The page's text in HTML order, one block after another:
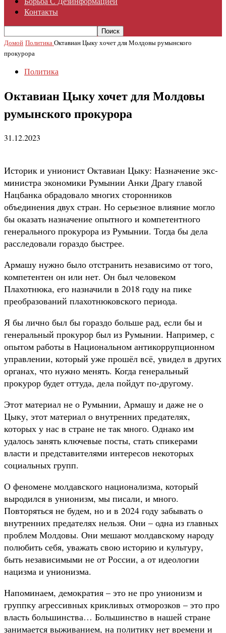
Контакты
Домой ПолитикаОктавиан Цыку хочет для Молдовы румынского
прокурора
Политика
Октавиан Цыку хочет для Молдовы
румынского прокурора
31.12.2023
Историк и унионист Октавиан Цыку: Назначение экс-
министра экономики Румынии Анки Драгу главой
Нацбанка обрадовало многих сторонников
объединения двух стран. Но серьезное влияние могло
бы оказать назначение опытного и компетентного
генерального прокурора из Румынии. Тогда бы дела
расследовали гораздо быстрее.
Армашу нужно было отстранить независимо от того,
компетентен он или нет. Он был человеком
Плахотнюка, его назначили в 2018 году на пике
преобразований плахотнюковского периода.
Я бы лично был бы гораздо больше рад, если бы и
генеральный прокурор был из Румынии. Например, с
опытом работы в Национальном антикоррупционном
управлении, который уже прошёл всё, увидел в других
органах, что нужно менять. Когда генеральный
прокурор будет оттуда, дела пойдут по-другому.
Этот материал не о Румынии, Армашу и даже не о
Цыку, этот материал о внутренних предателях,
которых у нас в стране не так много. Однако им
удалось занять ключевые посты, стать спикерами
власти и представителями интересов некоторых
социальных групп.
О феномене молдавского национализма, который
выродился в унионизм, мы писали, и много.
Повторяться не будем, но и в 2024 году забывать о
внутренних предателях нельзя. Они – одна из главных
проблем Молдовы. Они мешают молдавскому народу
полюбить себя, уважать свою историю и культуру,
быть независимыми не от России, а от идеологии
нацизма и унионизма.
Напоминаем, демократия – это не про унионизм и
группку агрессивных крикливых отморозков – это про
власть большинства… Большинство в нашей стране
занимается выживанием, на политику нет времени и